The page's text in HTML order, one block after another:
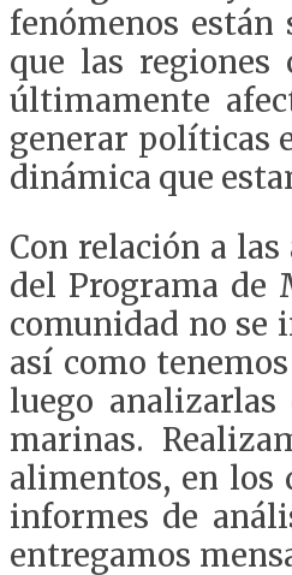
fenómenos están
que las regiones
últimamente
generar políticas
dinámica que
Con relación a
del Programa de
comunidad no se
así como
luego
marinas.
alimentos, en los
informes de
entregamos